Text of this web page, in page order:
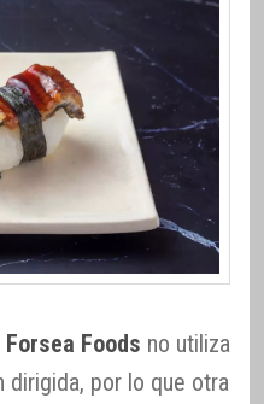
Forsea Foods no utiliza
por lo que otra